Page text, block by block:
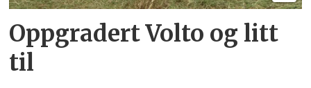
Oppgradert Volto og litt
til